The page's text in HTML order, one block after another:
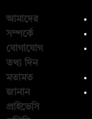
আমাদের
সম্পর্কে
যোগাযোগ
তথ্য দিন
মতামত
জানান
প্রাইভেসি